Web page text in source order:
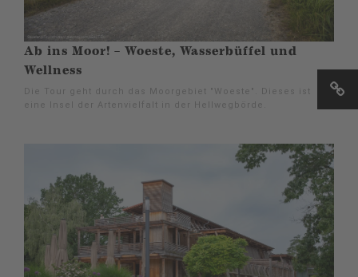
Ab ins Moor! – Woeste, Wasserbüffel und
Wellness
Die Tour geht durch das Moorgebiet "Woeste". Dieses ist
eine Insel der Artenvielfalt in der Hellwegbörde.